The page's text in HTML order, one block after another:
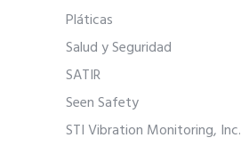
Pláticas
Salud y Seguridad
SATIR
Seen Safety
STI Vibration Monitoring, Inc.